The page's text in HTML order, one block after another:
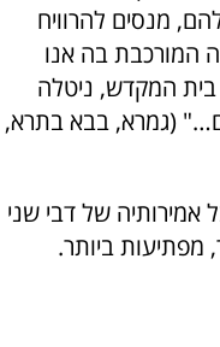
מנסים להרוויח
המורכבת בה אנו
בית המקדש, ניטלה
(גמרא, בבא בתרא,
אמירותיה של דבי שני
מפתיעות ביותר.